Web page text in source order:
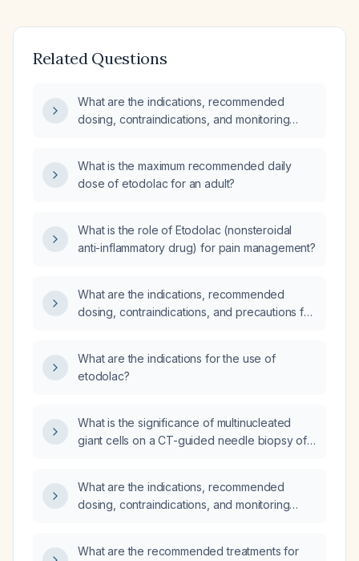
Related Questions
What are the indications, recommended
dosing, contraindications, and monitoring
What is the maximum recommended daily
dose of etodolac for an adult?
What is the role of Etodolac (nonsteroidal
anti-inflammatory drug) for pain management?
What are the indications, recommended
dosing, contraindications, and precautions for
What are the indications for the use of
etodolac?
What is the significance of multinucleated
giant cells on a CT-guided needle biopsy of a
What are the indications, recommended
dosing, contraindications, and monitoring
What are the recommended treatments for